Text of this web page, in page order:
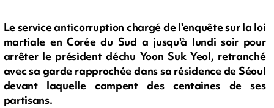
Le service anticorruption chargé de l'enquête sur la loi
martiale en Corée du Sud a jusqu'à lundi soir pour
arrêter le président déchu Yoon Suk Yeol, retranché
avec sa garde rapprochée dans sa résidence de Séoul
devant laquelle campent des centaines de ses
partisans.